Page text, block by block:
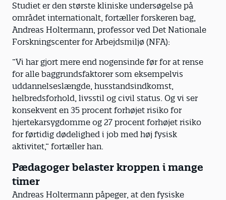
Studiet er den største kliniske undersøgelse på
området internationalt, fortæller forskeren bag,
Andreas Holtermann, professor ved Det Nationale
Forskningscenter for Arbejdsmiljø (NFA):
”Vi har gjort mere end nogensinde før for at rense
for alle baggrundsfaktorer som eksempelvis
uddannelseslængde, husstandsindkomst,
helbredsforhold, livsstil og civil status. Og vi ser
konsekvent en 35 procent forhøjet risiko for
hjertekarsygdomme og 27 procent forhøjet risiko
for førtidig dødelighed i job med høj fysisk
aktivitet,” fortæller han.
Pædagoger belaster kroppen i mange
timer
Andreas Holtermann påpeger, at den fysiske